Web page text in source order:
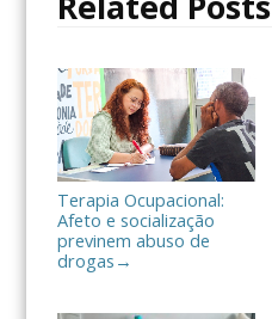
a
r
Terapia Ocupacional:
Afeto e socialização
previnem abuso de
drogas →